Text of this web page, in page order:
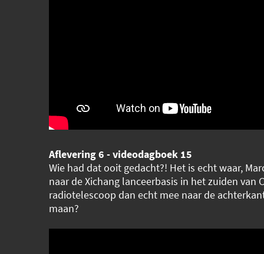
Aflevering 6 - videodagboek 15
Wie had dat ooit gedacht?! Het is echt waar,
naar de Xichang lanceerbasis in het zuiden van
radiotelescoop dan echt mee naar de
maan?